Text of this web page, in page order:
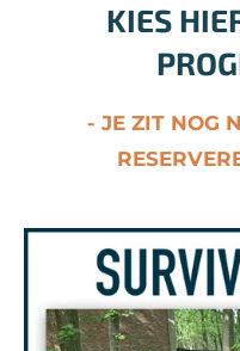
KIES
- JE ZIT NOG